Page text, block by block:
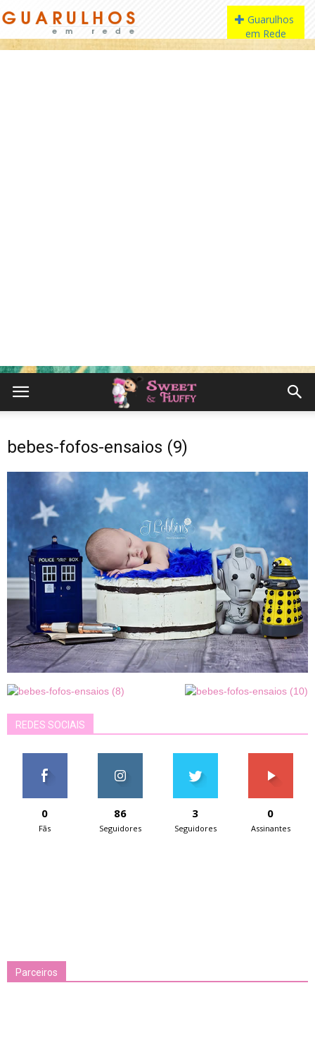
bebes-fofos-ensaios (9)
REDES SOCIAIS
0
Fãs
86
Seguidores
3
Seguidores
0
Assinantes
Parceiros